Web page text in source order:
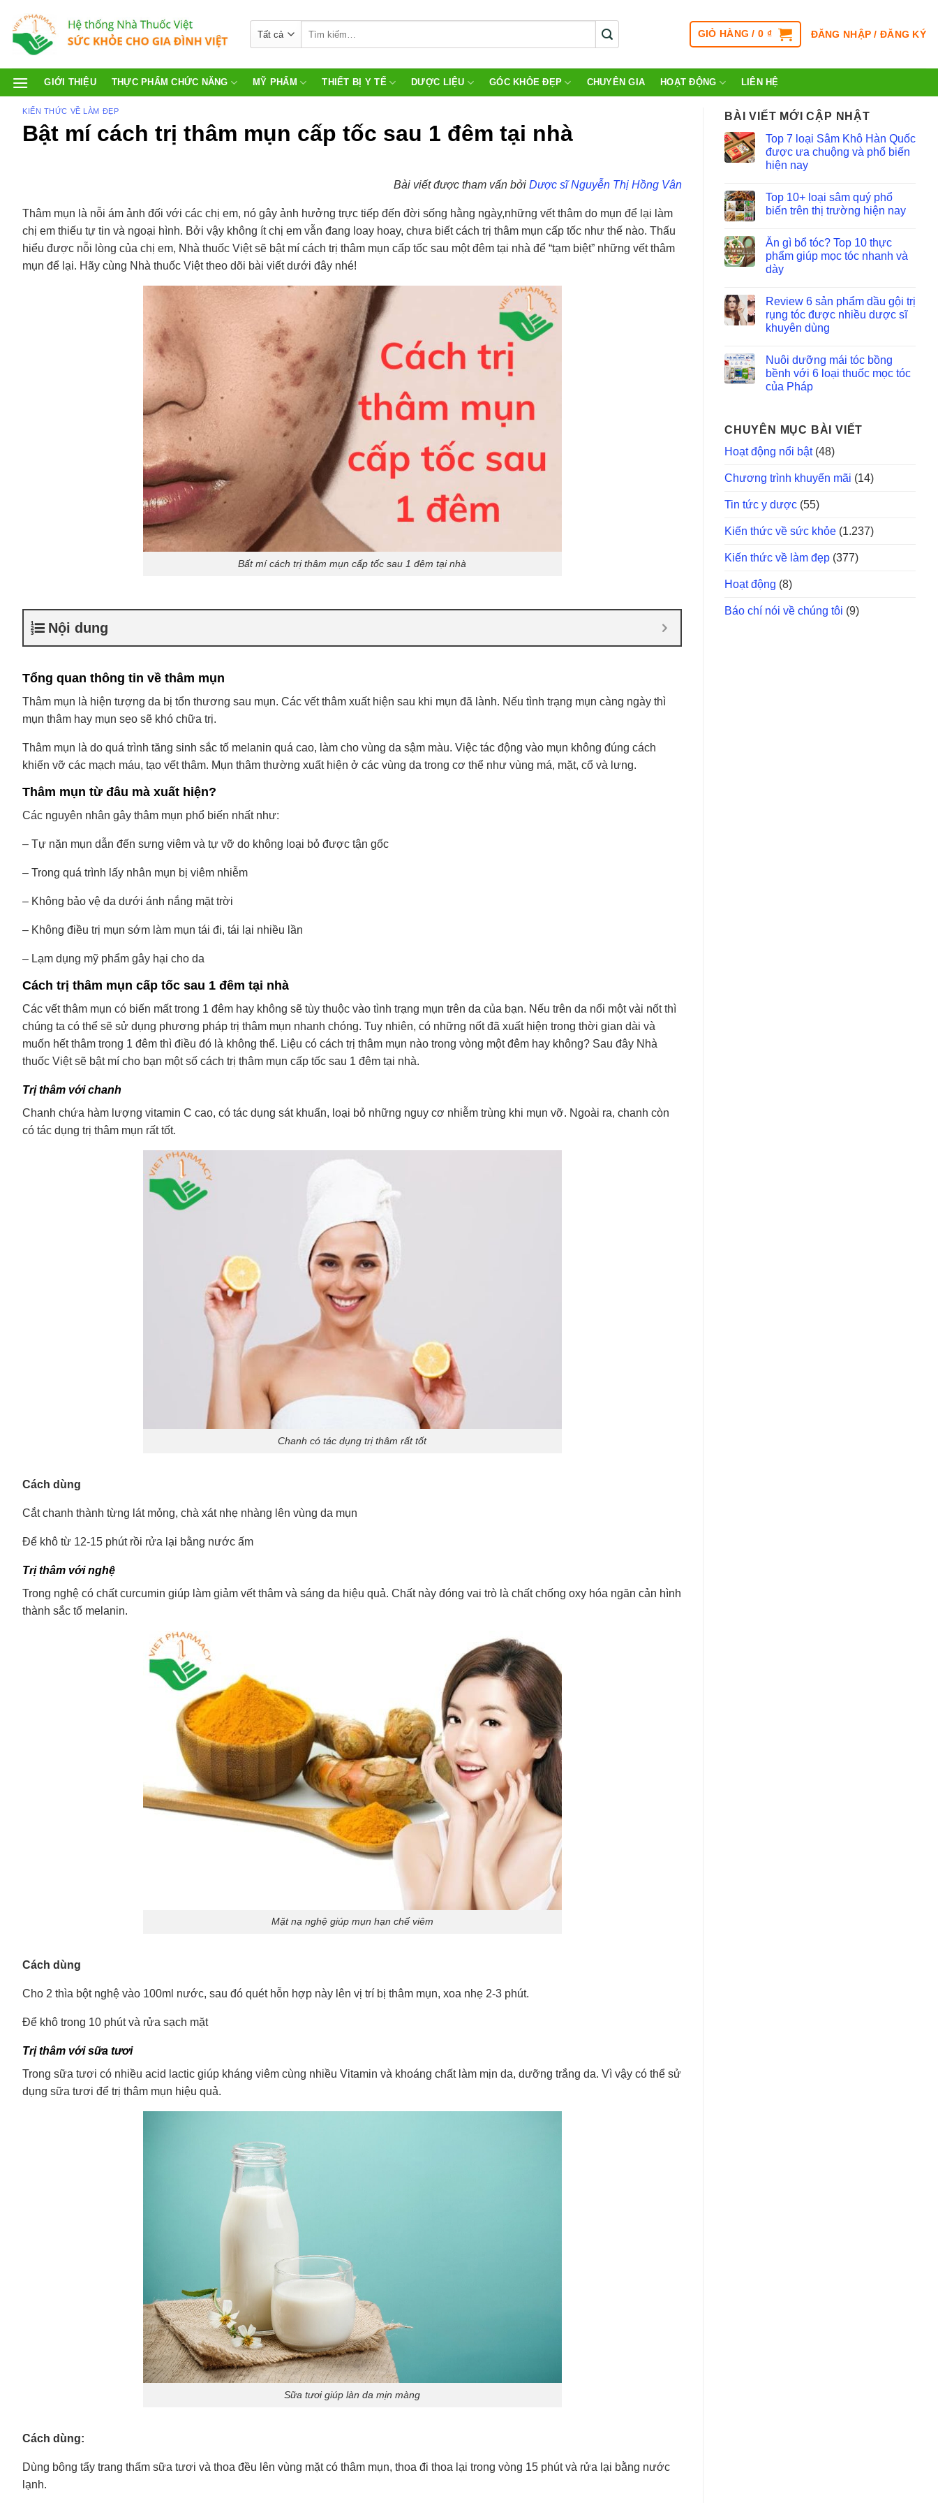
GIỎ HÀNG /0 ₫ ĐĂNG NHẬP / ĐĂNG KÝ
GIỚI THIỆU THỰC PHẨM CHỨC NĂNG MỸ PHẨM THIẾT BỊ Y TẾ DƯỢC LIỆU GÓC KHỎE ĐẸP CHUYÊN GIA HOẠT ĐỘNG LIÊN HỆ
KIẾN THỨC VỀ LÀM ĐẸP
Bật mí cách trị thâm mụn cấp tốc sau 1 đêm tại nhà
Bài viết được tham vấn bởi Dược sĩ Nguyễn Thị Hồng Vân
Thâm mụn là nỗi ám ảnh đối với các chị em, nó gây ảnh hưởng trực tiếp đến đời sống hằng ngày,những vết thâm do mụn để lại làm
chị em thiếu tự tin và ngoại hình. Bởi vậy không ít chị em vẫn đang loay hoay, chưa biết cách trị thâm mụn cấp tốc như thế nào. Thấu
hiểu được nỗi lòng của chị em, Nhà thuốc Việt sẽ bật mí cách trị thâm mụn cấp tốc sau một đêm tại nhà để “tạm biệt” những vết thâm
mụn để lại. Hãy cùng Nhà thuốc Việt theo dõi bài viết dưới đây nhé!
Bất mí cách trị thâm mụn cấp tốc sau 1 đêm tại nhà
Nội dung
Tổng quan thông tin về thâm mụn
Thâm mụn là hiện tượng da bị tổn thương sau mụn. Các vết thâm xuất hiện sau khi mụn đã lành. Nếu tình trạng mụn càng ngày thì
mụn thâm hay mụn sẹo sẽ khó chữa trị.
Thâm mụn là do quá trình tăng sinh sắc tố melanin quá cao, làm cho vùng da sậm màu. Việc tác động vào mụn không đúng cách
khiến vỡ các mạch máu, tạo vết thâm. Mụn thâm thường xuất hiện ở các vùng da trong cơ thể như vùng má, mặt, cổ và lưng.
Thâm mụn từ đâu mà xuất hiện?
Các nguyên nhân gây thâm mụn phổ biến nhất như:
– Tự nặn mụn dẫn đến sưng viêm và tự vỡ do không loại bỏ được tận gốc
– Trong quá trình lấy nhân mụn bị viêm nhiễm
– Không bảo vệ da dưới ánh nắng mặt trời
– Không điều trị mụn sớm làm mụn tái đi, tái lại nhiều lần
– Lạm dụng mỹ phẩm gây hại cho da
Cách trị thâm mụn cấp tốc sau 1 đêm tại nhà
Các vết thâm mụn có biến mất trong 1 đêm hay không sẽ tùy thuộc vào tình trạng mụn trên da của bạn. Nếu trên da nổi một vài nốt thì
chúng ta có thể sẽ sử dụng phương pháp trị thâm mụn nhanh chóng. Tuy nhiên, có những nốt đã xuất hiện trong thời gian dài và
muốn hết thâm trong 1 đêm thì điều đó là không thể. Liệu có cách trị thâm mụn nào trong vòng một đêm hay không? Sau đây Nhà
thuốc Việt sẽ bật mí cho bạn một số cách trị thâm mụn cấp tốc sau 1 đêm tại nhà.
Trị thâm với chanh
Chanh chứa hàm lượng vitamin C cao, có tác dụng sát khuẩn, loại bỏ những nguy cơ nhiễm trùng khi mụn vỡ. Ngoài ra, chanh còn
có tác dụng trị thâm mụn rất tốt.
Chanh có tác dụng trị thâm rất tốt
Cách dùng
Cắt chanh thành từng lát mỏng, chà xát nhẹ nhàng lên vùng da mụn
Để khô từ 12-15 phút rồi rửa lại bằng nước ấm
Trị thâm với nghệ
Trong nghệ có chất curcumin giúp làm giảm vết thâm và sáng da hiệu quả. Chất này đóng vai trò là chất chống oxy hóa ngăn cản hình
thành sắc tố melanin.
Mặt nạ nghệ giúp mụn hạn chế viêm
Cách dùng
Cho 2 thìa bột nghệ vào 100ml nước, sau đó quét hỗn hợp này lên vị trí bị thâm mụn, xoa nhẹ 2-3 phút.
Để khô trong 10 phút và rửa sạch mặt
Trị thâm với sữa tươi
Trong sữa tươi có nhiều acid lactic giúp kháng viêm cùng nhiều Vitamin và khoáng chất làm mịn da, dưỡng trắng da. Vì vậy có thể sử
dụng sữa tươi để trị thâm mụn hiệu quả.
Sữa tươi giúp làn da mịn màng
Cách dùng:
Dùng bông tẩy trang thấm sữa tươi và thoa đều lên vùng mặt có thâm mụn, thoa đi thoa lại trong vòng 15 phút và rửa lại bằng nước
lạnh.
BÀI VIẾT MỚI CẬP NHẬT
Top 7 loại Sâm Khô Hàn Quốc
được ưa chuộng và phổ biến
hiện nay
Top 10+ loại sâm quý phổ
biến trên thị trường hiện nay
Ăn gì bổ tóc? Top 10 thực
phẩm giúp mọc tóc nhanh và
dày
Review 6 sản phẩm dầu gội trị
rụng tóc được nhiều dược sĩ
khuyên dùng
Nuôi dưỡng mái tóc bồng
bềnh với 6 loại thuốc mọc tóc
của Pháp
CHUYÊN MỤC BÀI VIẾT
Hoạt động nổi bật(48)
Chương trình khuyến mãi (14)
Tin tức y dược (55)
Kiến thức về sức khỏe (1.237)
Kiến thức về làm đẹp (377)
Hoạt động (8)
Báo chí nói về chúng tôi (9)